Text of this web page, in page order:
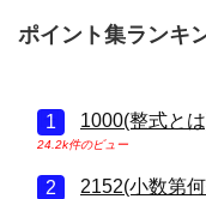
ポイント集ランキ
1000(整式と
24.2k件のビュー
2152(小数第